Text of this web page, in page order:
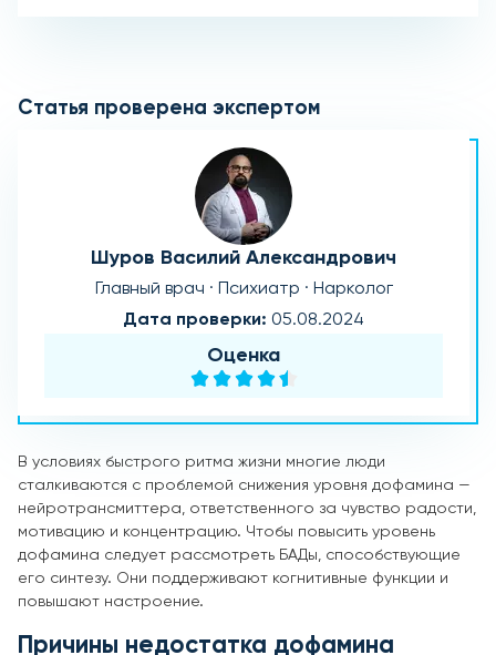
Статья проверена экспертом
Шуров Василий Александрович
Главный врач · Психиатр · Нарколог
Дата проверки: 05.08.2024
Оценка
В условиях быстрого ритма жизни многие люди
сталкиваются с проблемой снижения уровня дофамина —
нейротрансмиттера, ответственного за чувство радости,
мотивацию и концентрацию. Чтобы повысить уровень
дофамина следует рассмотреть БАДы, способствующие
его синтезу. Они поддерживают когнитивные функции и
повышают настроение.
Причины недостатка дофамина